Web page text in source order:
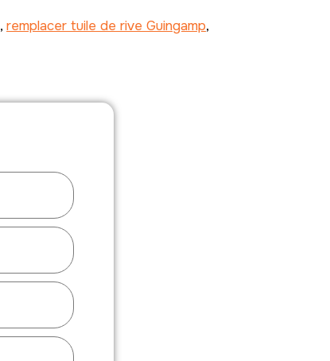
, remplacer tuile de rive Guingamp,